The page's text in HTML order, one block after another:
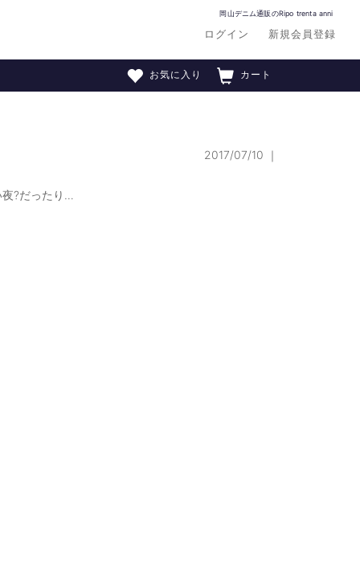
岡山デニム通販のRipo trenta anni
ログイン 新規会員登録
カート
お気に入り
2017/07/10 ｜
?だったり…